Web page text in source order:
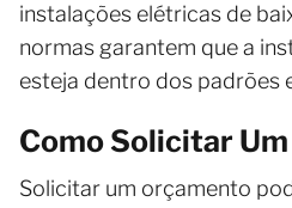
instalações elétricas de
normas garantem que a
esteja dentro dos padrões
Como Solicitar
Solicitar um orçamento